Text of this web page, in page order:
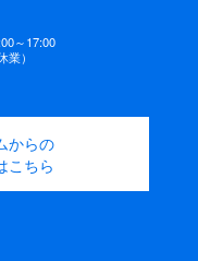
～17:00
業）
からの
こちら